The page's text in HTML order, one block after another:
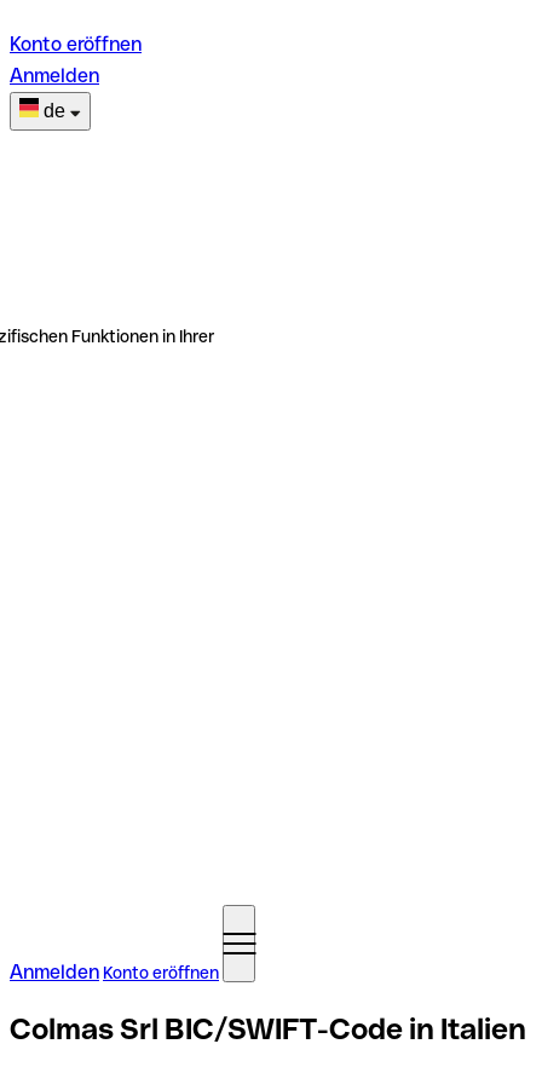
Konto eröffnen
Anmelden
de
Funktionen in Ihrer
Anmelden Konto eröffnen
Colmas Srl BIC/SWIFT-Code in Italien